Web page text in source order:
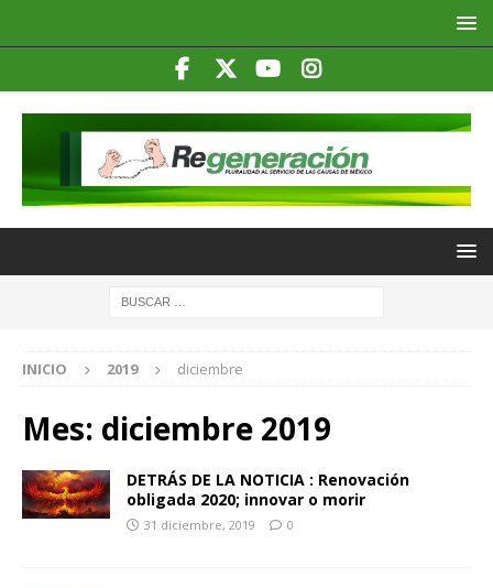
INICIO 2019 diciembre
Mes: diciembre 2019
DETRÁS DE LA NOTICIA : Renovación
obligada 2020; innovar o morir
31 diciembre, 2019 0